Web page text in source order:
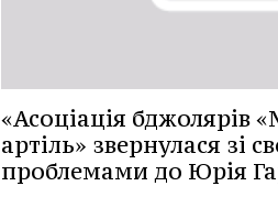
«Асоціація бджолярів
артіль» звернулася зі
проблемами до Юрія